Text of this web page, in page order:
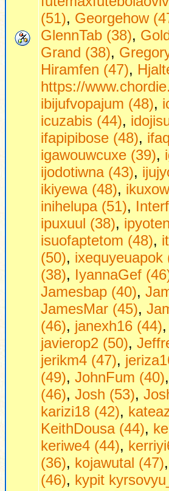
(51), Georgehow
GlennTab (38),
Grand (38),
Hiramfen (47),
https://
ibijufvopajum (48),
icuzabis (44),
ifapipibose (48),
igawouwcuxe (39),
ijodotiwna (43),
ikiyewa (48),
inihelupa (51),
ipuxuul (38),
isuofaptetom (48),
(50), ixequyeuapok
(38), IyannaGef
Jamesbap (40),
JamesMar (45),
(46), janexh16 (44),
javierop2 (50),
jerikm4 (47),
(49), JohnFum (40),
(46), Josh (53),
karizi18 (42),
KeithDousa (44),
keriwe4 (44),
(36), kojawutal (47),
(46), kypit